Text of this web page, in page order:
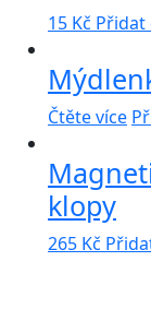
15 Kč Přidat
Čtěte více
klopy
265 Kč